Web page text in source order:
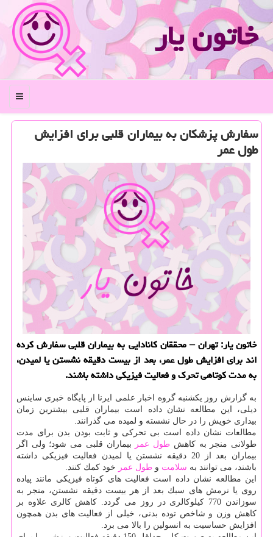
خاتون یار
منو
سفارش پزشكان به بیماران قلبی برای افزایش
طول عمر
خاتون یار: تهران – محققان كانادایی به بیماران قلبی سفارش كرده
اند برای افزایش طول عمر، بعد از بیست دقیقه نشستن یا لمیدن،
به مدت كوتاهی تحرك و فعالیت فیزیكی داشته باشند.
به گزارش روز یكشنبه گروه اخبار علمی ایرنا از پایگاه خبری ساینس
دیلی، این مطالعه نشان داده است بیماران قلبی بیشترین زمان
بیداری خویش را در حال نشسته و لمیده می گذرانند.
مطالعات نشان داده است بی تحركی و ثابت بودن بدن برای مدت
طولانی منجر به كاهش طول عمر
بیماران قلبی می شود؛ ولی اگر
بیماران بعد از 20 دقیقه نشستن یا لمیدن فعالیت فیزیكی داشته
باشند، می توانند به سلامت و طول عمر خود كمك كنند.
این مطالعه نشان داده است فعالیت های كوتاه فیزیكی مانند پیاده
روی یا نرمش های سبك بعد از هر بیست دقیقه نشستن، منجر به
سوزاندن 770 كیلوكالری در روز می گردد. كاهش كالری علاوه بر
كاهش وزن و شاخص توده بدنی، خیلی از فعالیت های بدن همچون
افزایش حساسیت به انسولین را بالا می برد.